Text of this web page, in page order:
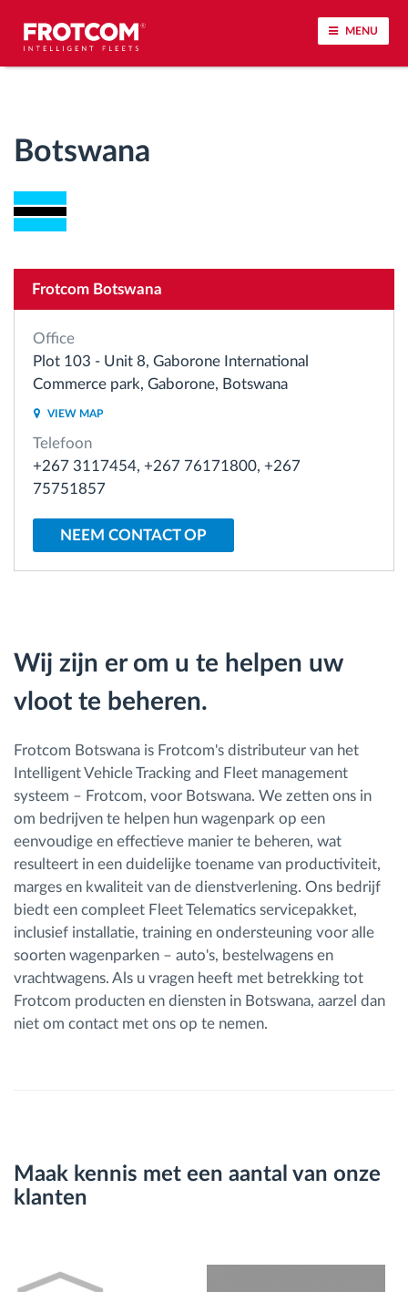
MENU
Rijgedrag analyse
Controle van rijtijden
Toegangsbeheer
Brandstofbeheer
Ontdek alle functies
Hoe we de noden van elke vlootactiviteit
oplossen
Botswana
Frotcom Botswana
Office
Plot 103 - Unit 8, Gaborone International
Commerce park, Gaborone, Botswana
VIEW MAP
Telefoon
+267 3117454, +267 76171800, +267
75751857
NEEM CONTACT OP
Wij zijn er om u te helpen uw
vloot te beheren.
Frotcom Botswana is Frotcom's distributeur van het
Intelligent Vehicle Tracking and Fleet management
systeem – Frotcom, voor Botswana. We zetten ons in
om bedrijven te helpen hun wagenpark op een
eenvoudige en effectieve manier te beheren, wat
resulteert in een duidelijke toename van productiviteit,
marges en kwaliteit van de dienstverlening. Ons bedrijf
biedt een compleet Fleet Telematics servicepakket,
inclusief installatie, training en ondersteuning voor alle
soorten wagenparken – auto's, bestelwagens en
vrachtwagens. Als u vragen heeft met betrekking tot
Frotcom producten en diensten in Botswana, aarzel dan
niet om contact met ons op te nemen.
Maak kennis met een aantal van onze
klanten